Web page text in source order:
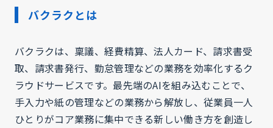
バクラクとは
バクラクは、稟議、経費精算、法人カード、請求書受
取、請求書発行、勤怠管理などの業務を効率化するク
ラウドサービスです。最先端のAIを組み込むことで、
手入力や紙の管理などの業務から解放し、従業員一人
ひとりがコア業務に集中できる新しい働き方を創造し